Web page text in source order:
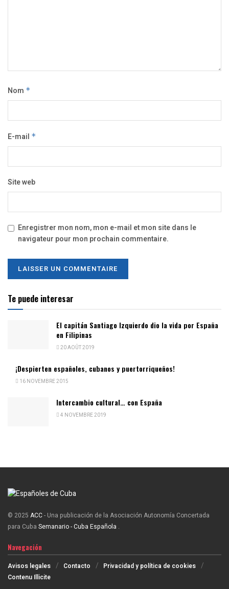
Nom *
E-mail *
Site web
Enregistrer mon nom, mon e-mail et mon site dans le
navigateur pour mon prochain commentaire.
Te puede interesar
El capitán Santiago Izquierdo dio la vida por España
en Filipinas
20 AOÛT 2019
¡Despierten españoles, cubanos y puertorriqueños!
16 NOVEMBRE 2015
Intercambio cultural… con España
4 NOVEMBRE 2019
© 2025 ACC- Una publicación de la Asociación Autonomía Concertada
para Cuba Semanario - Cuba Española .
Navegación
Avisos legales Contacto
Privacidad y política de cookies
Contenu Illicite